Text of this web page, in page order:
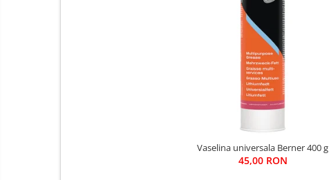
Vaselina universala Berner 400 g
45,00 RON